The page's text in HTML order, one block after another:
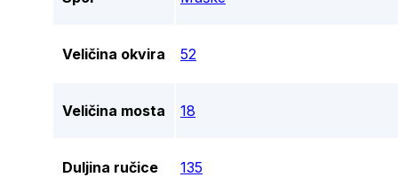
Veličina okvira 52
Veličina mosta 18
Duljina ručice 135